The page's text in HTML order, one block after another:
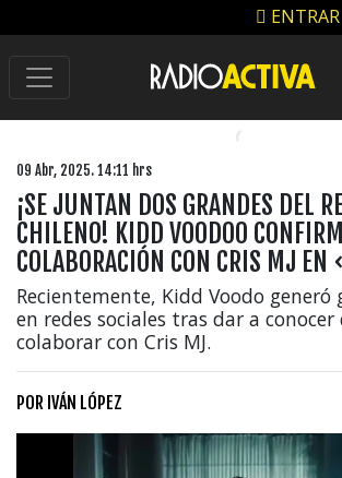
ENTRAR
09 Abr, 2025. 14:11 hrs
¡SE JUNTAN DOS GRANDES DEL
CHILENO! KIDD VOODOO
COLABORACIÓN CON CRIS MJ
Recientemente, Kidd Voodo generó
en redes sociales tras dar a conocer
colaborar con Cris MJ.
POR IVÁN LÓPEZ